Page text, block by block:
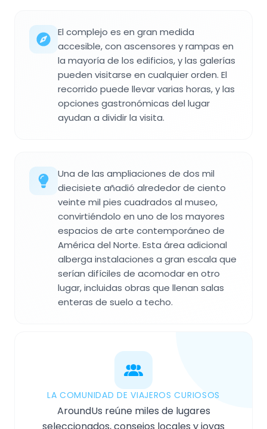
El complejo es en gran medida
accesible, con ascensores y rampas en
la mayoría de los edificios, y las galerías
pueden visitarse en cualquier orden. El
recorrido puede llevar varias horas, y las
opciones gastronómicas del lugar
ayudan a dividir la visita.
Una de las ampliaciones de dos mil
diecisiete añadió alrededor de ciento
veinte mil pies cuadrados al museo,
convirtiéndolo en uno de los mayores
espacios de arte contemporáneo de
América del Norte. Esta área adicional
alberga instalaciones a gran escala que
serían difíciles de acomodar en otro
lugar, incluidas obras que llenan salas
enteras de suelo a techo.
LA COMUNIDAD DE VIAJEROS CURIOSOS
AroundUs reúne miles de lugares
seleccionados, consejos locales y joyas